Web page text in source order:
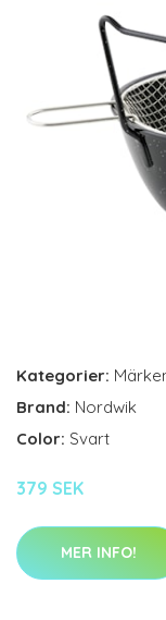
Kategorier:
Brand: Nordwik
Color: Svart
379 SEK
MER INFO!